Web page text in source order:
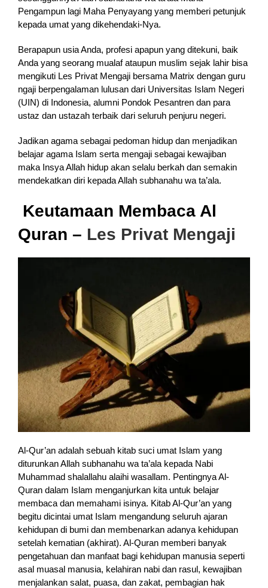
Pengampun lagi Maha Penyayang yang memberi petunjuk
kepada umat yang dikehendaki-Nya.
Berapapun usia Anda, profesi apapun yang ditekuni, baik
Anda yang seorang mualaf ataupun muslim sejak lahir bisa
mengikuti Les Privat Mengaji bersama Matrix dengan guru
ngaji berpengalaman lulusan dari Universitas Islam Negeri
(UIN) di Indonesia, alumni Pondok Pesantren dan para
ustaz dan ustazah terbaik dari seluruh penjuru negeri.
Jadikan agama sebagai pedoman hidup dan menjadikan
belajar agama Islam serta mengaji sebagai kewajiban
maka Insya Allah hidup akan selalu berkah dan semakin
mendekatkan diri kepada Allah subhanahu wa ta’ala.
Keutamaan Membaca Al
Quran – Les Privat Mengaji
Al-Qur’an adalah sebuah kitab suci umat Islam yang
diturunkan Allah subhanahu wa ta’ala kepada Nabi
Muhammad shalallahu alaihi wasallam. Pentingnya Al-
Quran dalam Islam menganjurkan kita untuk belajar
membaca dan memahami isinya. Kitab Al-Qur’an yang
begitu dicintai umat Islam mengandung seluruh ajaran
kehidupan di bumi dan membenarkan adanya kehidupan
setelah kematian (akhirat). Al-Quran memberi banyak
pengetahuan dan manfaat bagi kehidupan manusia seperti
asal muasal manusia, kelahiran nabi dan rasul, kewajiban
menjalankan salat, puasa, dan zakat, pembagian hak